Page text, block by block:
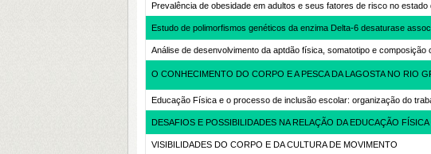
Prevalência de obesidade em adultos e seus fatores de risco no estado
Estudo de polimorfismos genéticos da enzima Delta-6 desaturase
Análise de desenvolvimento da aptdão física, somatotipo e composição
O CONHECIMENTO DO CORPO E A PESCA DA LAGOSTA NO RIO
Educação Física e o processo de inclusão escolar: organização do
DESAFIOS E POSSIBILIDADES NA RELAÇÃO DA EDUCAÇÃO
VISIBILIDADES DO CORPO E DA CULTURA DE MOVIMENTO